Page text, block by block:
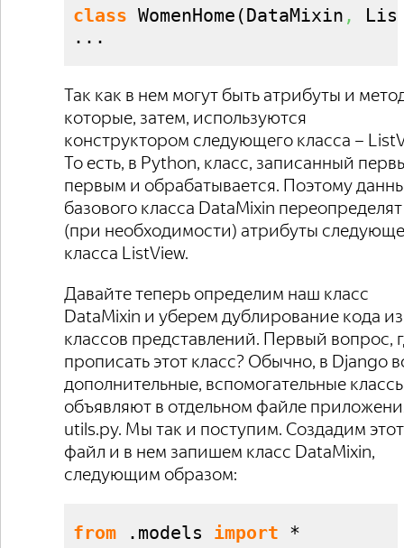
class WomenHome (DataMixin ,
...
Так как в нем могут быть атрибуты и
которые, затем, используются
конструктором следующего класса –
То есть, в Python, класс, записанный
первым и обрабатывается. Поэтому
базового класса DataMixin переопределят
(при необходимости) атрибуты
класса ListView.
Давайте теперь определим наш класс
DataMixin и уберем дублирование кода из
классов представлений. Первый вопрос,
прописать этот класс? Обычно, в Django
дополнительные, вспомогательные
объявляют в отдельном файле
utils.py. Мы так и поступим. Создадим этот
файл и в нем запишем класс DataMixin,
следующим образом:
from . models import *